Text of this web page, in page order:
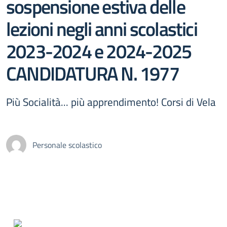
sospensione estiva delle
lezioni negli anni scolastici
2023-2024 e 2024-2025
CANDIDATURA N. 1977
Più Socialità... più apprendimento! Corsi di Vela
Personale scolastico